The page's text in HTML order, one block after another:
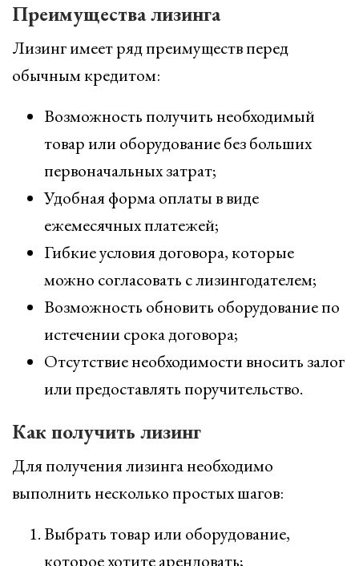
Преимущества лизинга
Лизинг имеет ряд преимуществ перед
обычным кредитом:
Возможность получить необходимый
товар или оборудование без больших
первоначальных затрат;
Удобная форма оплаты в виде
ежемесячных платежей;
Гибкие условия договора, которые
можно согласовать с лизингодателем;
Возможность обновить оборудование по
истечении срока договора;
Отсутствие необходимости вносить залог
или предоставлять поручительство.
Как получить лизинг
Для получения лизинга необходимо
выполнить несколько простых шагов:
Выбрать товар или оборудование,
которое хотите арендовать;